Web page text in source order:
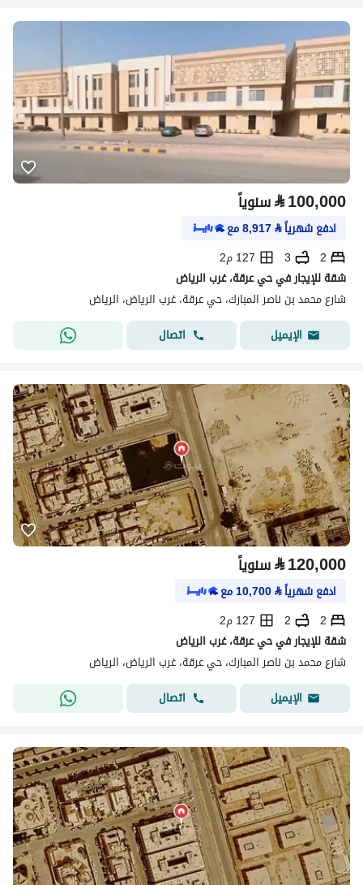
⃁100,000 سنوياً
ادفع شهرياً⃁
8,917مع
2
3
127 م2
شقة للإيجار في حي عرقة، غرب الرياض
شارع محمد بن ناصر المبارك، حي عرقة، غرب الرياض، الرياض
الإيميل
اتصال
⃁120,000 سنوياً
ادفع شهرياً⃁
10,700مع
2
2
127 م2
شقة للإيجار في حي عرقة، غرب الرياض
شارع محمد بن ناصر المبارك، حي عرقة، غرب الرياض، الرياض
الإيميل
اتصال